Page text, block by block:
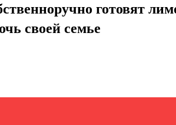
готовят
своей семье